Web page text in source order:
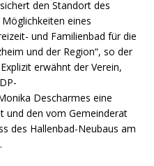
den Standort des
eines
und Familienbad für die
und der Region“, so der
erwähnt der Verein,
Descharmes eine
und den vom Gemeinderat
des Hallenbad-Neubaus am